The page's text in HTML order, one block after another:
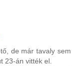
de már tavaly sem
23-án vitték el.